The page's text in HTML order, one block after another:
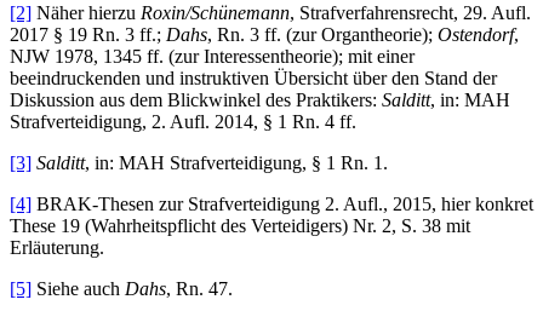
[2] Näher hierzu Roxin/Schünemann, Strafverfahrensrecht, 29. Aufl.
2017 § 19 Rn. 3 ff.; Dahs, Rn. 3 ff. (zur Organtheorie); Ostendorf,
NJW 1978, 1345 ff. (zur Interessentheorie); mit einer
beeindruckenden und instruktiven Übersicht über den Stand der
Diskussion aus dem Blickwinkel des Praktikers: Salditt, in: MAH
Strafverteidigung, 2. Aufl. 2014, § 1 Rn. 4 ff.
[3] Salditt, in: MAH Strafverteidigung, § 1 Rn. 1.
[4] BRAK-Thesen zur Strafverteidigung 2. Aufl., 2015, hier konkret
These 19 (Wahrheitspflicht des Verteidigers) Nr. 2, S. 38 mit
Erläuterung.
[5] Siehe auch Dahs, Rn. 47.